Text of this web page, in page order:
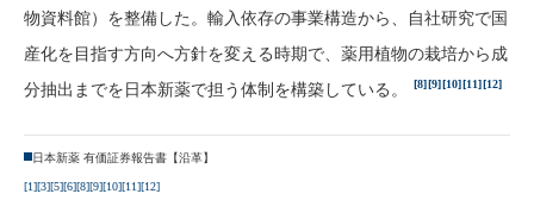
物資料館）を整備した。輸入依存の事業構造から、自社研究で国
産化を目指す方向へ方針を変える時期で、薬用植物の栽培から成
分抽出までを日本新薬で担う体制を構築している。
[8][9][10][11][12]
日本新薬 有価証券報告書【沿革】
[1][3][5][6][8][9][10][11][12]